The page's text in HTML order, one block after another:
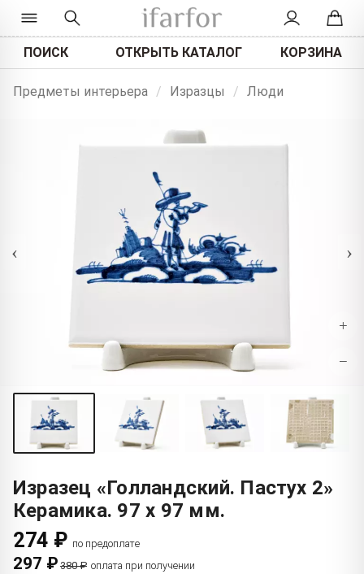
ПОИСК ОТКРЫТЬ КАТАЛОГ КОРЗИНА
Предметы интерьера / Изразцы / Люди
‹ ›
+
−
Изразец «Голландский. Пастух 2»
Керамика. 97 x 97 мм.
274 ₽ по предоплате
297 ₽ 380 ₽ оплата при получении